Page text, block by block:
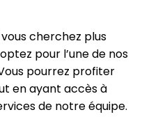
cherchez plus
pour l’une de nos
pourrez profiter
en ayant accès à
de notre équipe.